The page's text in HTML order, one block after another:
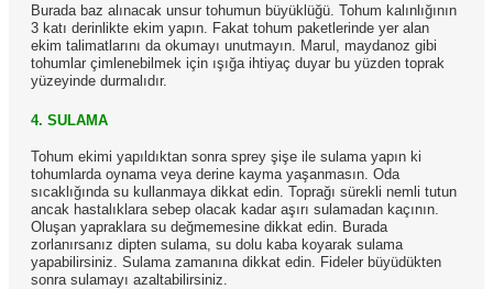
Burada baz alınacak unsur tohumun büyüklüğü. Tohum kalınlığının
3 katı derinlikte ekim yapın. Fakat tohum paketlerinde yer alan
ekim talimatlarını da okumayı unutmayın. Marul, maydanoz gibi
tohumlar çimlenebilmek için ışığa ihtiyaç duyar bu yüzden toprak
yüzeyinde durmalıdır.
4. SULAMA
Tohum ekimi yapıldıktan sonra sprey şişe ile sulama yapın ki
tohumlarda oynama veya derine kayma yaşanmasın. Oda
sıcaklığında su kullanmaya dikkat edin. Toprağı sürekli nemli tutun
ancak hastalıklara sebep olacak kadar aşırı sulamadan kaçının.
Oluşan yapraklara su değmemesine dikkat edin. Burada
zorlanırsanız dipten sulama, su dolu kaba koyarak sulama
yapabilirsiniz. Sulama zamanına dikkat edin. Fideler büyüdükten
sonra sulamayı azaltabilirsiniz.